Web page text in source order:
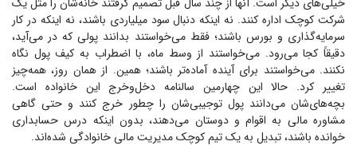
شرکت کوچک اداره کنند. نه اینکه دنبال سود میلیاردی باشند، نه اینکه در کار
سرمایه‌گذاری و بورس باشند؛ فقط می‌خواستند بدانند پولی که در می‌آید،
دقیقاً کجا می‌رود. می‌خواستند از وسط ماه، با اضطراب به کیف پول نگاه
نکنند. می‌خواستند برای آینده آماده‌تر باشند؛ همین. از همان روز، همه‌چیز
تغییر کرد. حالا این چهارمین سالنامه دخل‌و‌خرج این خانواده است.
بچه‌های‌شان می‌دانند پول توجیبی‌شان را چطور خرج کنند و حتی گاهی
مشاوره مالی به اقوام و دوستان می‌دهند، بدون اینکه درس حسابداری
خوانده باشند، تبدیل به یک تیم کوچک مدیریت مالی خانوادگی شده‌اند.